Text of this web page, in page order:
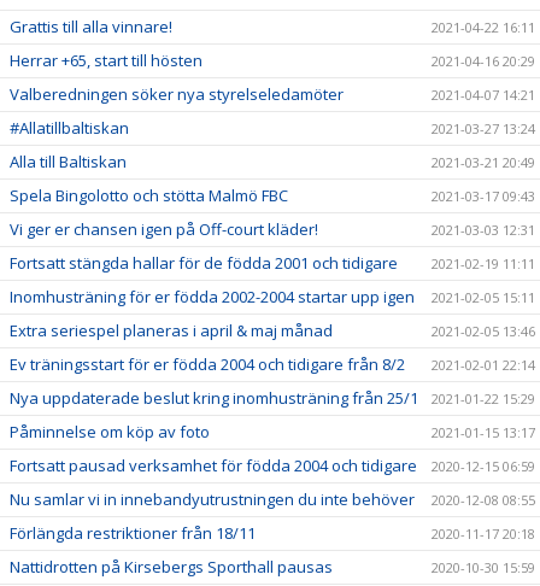
Grattis till alla vinnare! 2021-04-22 16:11
Herrar +65, start till hösten 2021-04-16 20:29
Valberedningen söker nya styrelseledamöter 2021-04-07 14:21
#Allatillbaltiskan 2021-03-27 13:24
Alla till Baltiskan 2021-03-21 20:49
Spela Bingolotto och stötta Malmö FBC 2021-03-17 09:43
Vi ger er chansen igen på Off-court kläder! 2021-03-03 12:31
Fortsatt stängda hallar för de födda 2001 och tidigare 2021-02-19 11:11
Inomhusträning för er födda 2002-2004 startar upp igen 2021-02-05 15:11
Extra seriespel planeras i april & maj månad 2021-02-05 13:46
Ev träningsstart för er födda 2004 och tidigare från 8/2 2021-02-01 22:14
Nya uppdaterade beslut kring inomhusträning från 25/1 2021-01-22 15:29
Påminnelse om köp av foto 2021-01-15 13:17
Fortsatt pausad verksamhet för födda 2004 och tidigare 2020-12-15 06:59
Nu samlar vi in innebandyutrustningen du inte behöver 2020-12-08 08:55
Förlängda restriktioner från 18/11 2020-11-17 20:18
Nattidrotten på Kirsebergs Sporthall pausas 2020-10-30 15:59